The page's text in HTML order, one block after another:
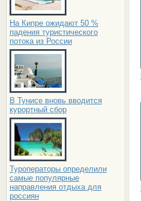
На Кипре ожидают 50 %
падения туристического
потока из России
В Тунисе вновь вводится
курортный сбор
Туроператоры определили
самые популярные
направления отдыха для
россиян